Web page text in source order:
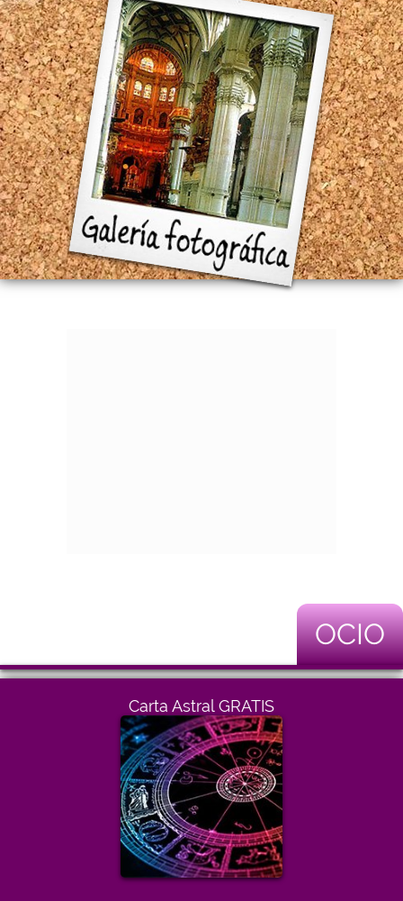
OCIO
Carta Astral GRATIS